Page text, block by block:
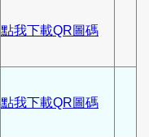
點我下載QR圖碼
點我下載QR圖碼